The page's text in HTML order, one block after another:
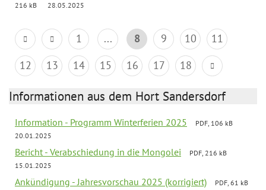
216 kB
28.05.2025
1 ... 8 9 10
11
12
13 14 15 16 17 18
Informationen aus dem Hort Sandersdorf
Information - Programm Winterferien 2025
PDF, 106 kB
20.01.2025
Bericht - Verabschiedung in die Mongolei
PDF, 216 kB
15.01.2025
Ankündigung - Jahresvorschau 2025 (korrigiert)
PDF, 61 kB